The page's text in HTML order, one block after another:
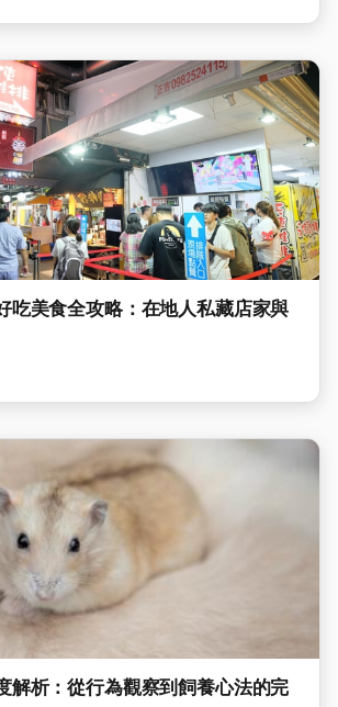
吃美食全攻略：在地人私藏店家與
解析：從行為觀察到飼養心法的完